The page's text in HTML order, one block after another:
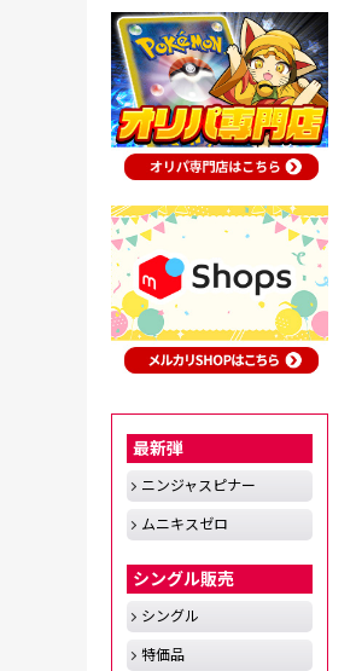
最新弾
ニンジャスピナー
ムニキスゼロ
シングル販売
シングル
特価品